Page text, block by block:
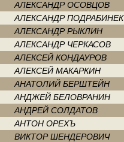
АЛЕКСАНДР ОСОВЦОВ
АЛЕКСАНДР ПОДРАБИНЕК
АЛЕКСАНДР РЫКЛИН
АЛЕКСАНДР ЧЕРКАСОВ
АЛЕКСЕЙ КОНДАУРОВ
АЛЕКСЕЙ МАКАРКИН
АНАТОЛИЙ БЕРШТЕЙН
АНДЖЕЙ БЕЛОВРАНИН
АНДРЕЙ СОЛДАТОВ
АНТОН ОРЕХЪ
ВИКТОР ШЕНДЕРОВИЧ